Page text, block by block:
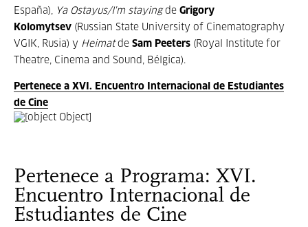
España), Ya Ostayus/I'm stayingde Grigory
Kolomytsev (Russian State University of Cinematography
VGIK, Rusia) y Heimatde Sam Peeters (Royal Institute for
Theatre, Cinema and Sound, Bélgica).
Pertenece a XVI. Encuentro Internacional de Estudiantes
de Cine
Pertenece a Programa: XVI.
Encuentro Internacional de
Estudiantes de Cine